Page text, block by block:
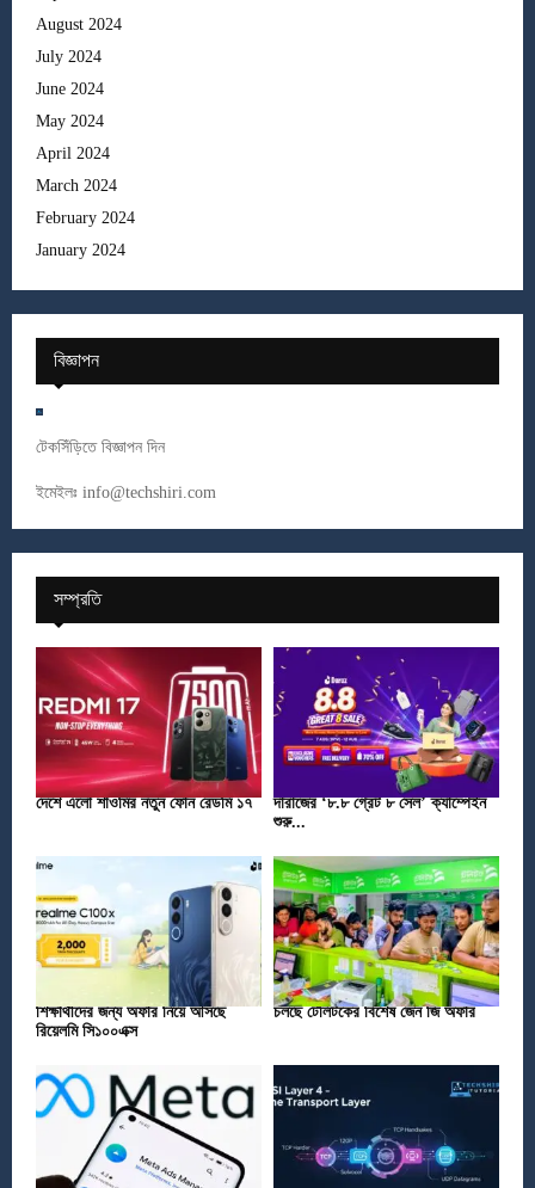
August 2024
July 2024
June 2024
May 2024
April 2024
March 2024
February 2024
January 2024
বিজ্ঞাপন
টেকসিঁড়িতে বিজ্ঞাপন দিন
ইমেইলঃ info@techshiri.com
সম্প্রতি
দেশে এলো শাওমির নতুন ফোন রেডমি ১৭
দারাজের ‘৮.৮ গ্রেট ৮ সেল’ ক্যাম্পেইন
শুরু...
শিক্ষার্থীদের জন্য অফার নিয়ে আসছে
রিয়েলমি সি১০০এক্স
চলছে টেলিটকের বিশেষ জেন জি অফার